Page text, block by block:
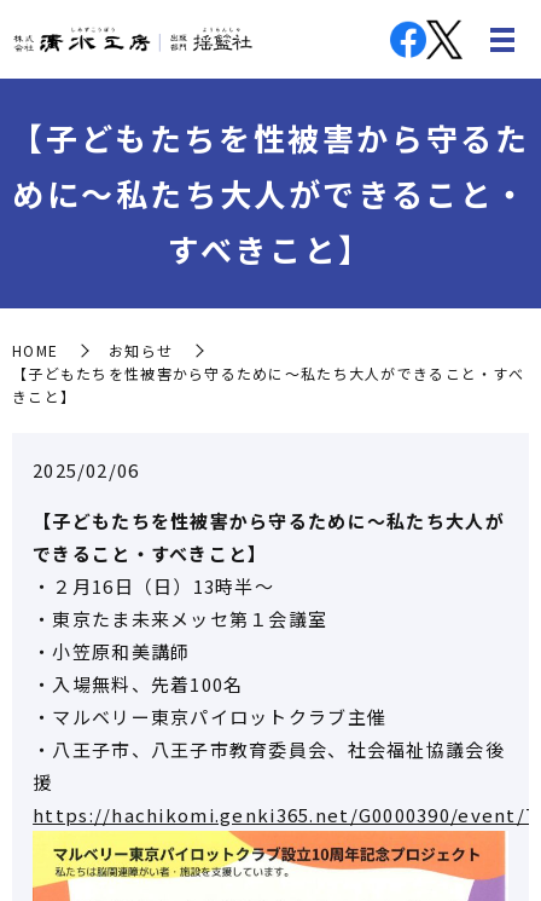
【子どもたちを性被害から守るた
めに～私たち大人ができること・
すべきこと】
HOME
お知らせ
【子どもたちを性被害から守るために～私たち大人ができること・すべ
きこと】
2025/02/06
【子どもたちを性被害から守るために～私たち大人が
できること・すべきこと】
・２月16日（日）13時半～
・東京たま未来メッセ第１会議室
・小笠原和美講師
・入場無料、先着100名
・マルベリー東京パイロットクラブ主催
・八王子市、八王子市教育委員会、社会福祉協議会後
援
https://hachikomi.genki365.net/G0000390/event/